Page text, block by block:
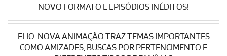
NOVO FORMATO E EPISÓDIOS INÉDITOS!
ELIO: NOVA ANIMAÇÃO TRAZ TEMAS IMPORTANTES
COMO AMIZADES, BUSCAS POR PERTENCIMENTO E